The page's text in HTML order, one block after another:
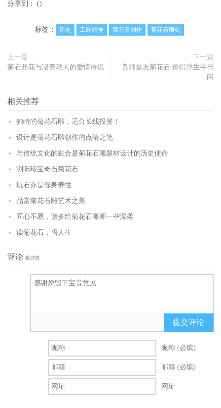
分享到： ()
标签： 历史 工匠精神 菊花石创作 菊花石雕刻
上一篇
菊石开花与凄美动人的爱情传说
下一篇
良师益友菊花石 偷得浮生半日
闲
相关推荐
独特的菊花石雕，适合长线投资！
设计是菊花石雕创作的点睛之笔
与传统文化的融合是菊花石雕题材设计的历史使命
浏阳珍宝奇石菊花石
玩石亦是修身养性
品赏菊花石雕艺术之美
匠心不易，请多给菊花石雕师一些温柔
读菊花石，悟人生
评论 抢沙发
提交评论
昵称 (必填)
邮箱 (必填)
网址